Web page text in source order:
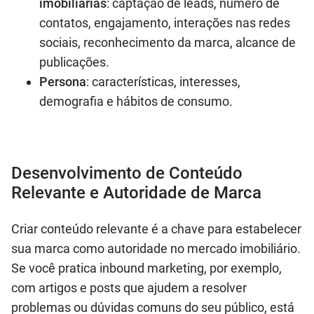
imobiliárias: captação de leads, número de
contatos, engajamento, interações nas redes
sociais, reconhecimento da marca, alcance de
publicações.
Persona: características, interesses,
demografia e hábitos de consumo.
Desenvolvimento de Conteúdo
Relevante e Autoridade de Marca
Criar conteúdo relevante é a chave para estabelecer
sua marca como autoridade no mercado imobiliário.
Se você pratica inbound marketing, por exemplo,
com artigos e posts que ajudem a resolver
problemas ou dúvidas comuns do seu público, está